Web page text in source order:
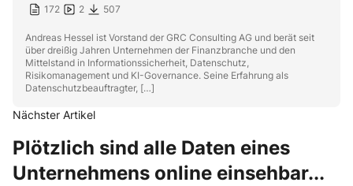
172 2 507
Andreas Hessel ist Vorstand der GRC Consulting AG und berät seit
über dreißig Jahren Unternehmen der Finanzbranche und den
Mittelstand in Informationssicherheit, Datenschutz,
Risikomanagement und KI-Governance. Seine Erfahrung als
Datenschutzbeauftragter, […]
Nächster Artikel
Plötzlich sind alle Daten eines
Unternehmens online einsehbar...